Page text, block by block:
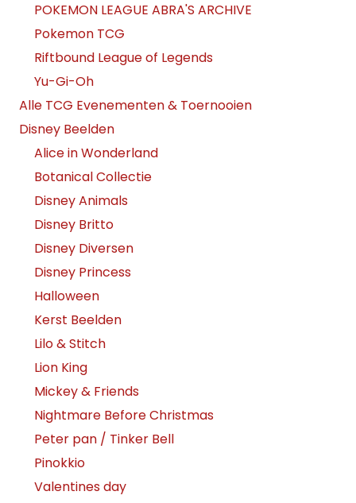
POKEMON LEAGUE ABRA'S ARCHIVE
Pokemon TCG
Riftbound League of Legends
Yu-Gi-Oh
Alle TCG Evenementen & Toernooien
Disney Beelden
Alice in Wonderland
Botanical Collectie
Disney Animals
Disney Britto
Disney Diversen
Disney Princess
Halloween
Kerst Beelden
Lilo & Stitch
Lion King
Mickey & Friends
Nightmare Before Christmas
Peter pan / Tinker Bell
Pinokkio
Valentines day